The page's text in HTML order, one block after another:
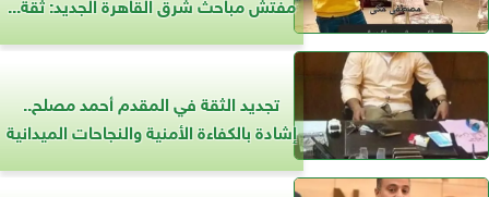
تجديد الثقة في المقدم أحمد مصلح..
إشادة بالكفاءة الأمنية والنجاحات الميدانية